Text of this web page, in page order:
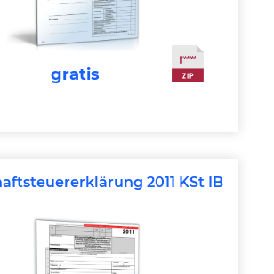
gratis
2011 KSt IB